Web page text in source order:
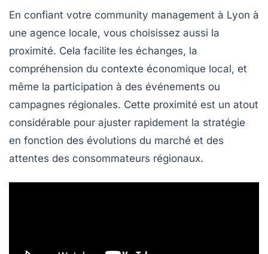
En confiant votre community management à Lyon à
une agence locale, vous choisissez aussi la
proximité. Cela facilite les échanges, la
compréhension du contexte économique local, et
même la participation à des événements ou
campagnes régionales. Cette proximité est un atout
considérable pour ajuster rapidement la stratégie
en fonction des évolutions du marché et des
attentes des consommateurs régionaux.